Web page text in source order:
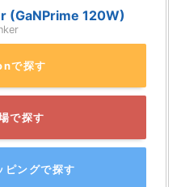
(GaNPrime 120W)
で探す
で探す
ングで探す